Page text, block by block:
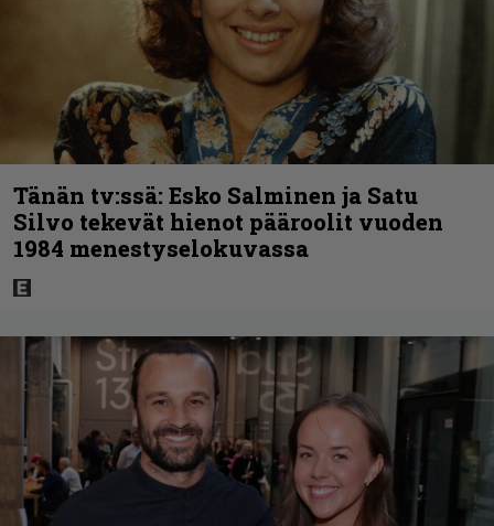
Tänän tv:ssä: Esko Salminen ja Satu
Silvo tekevät hienot pääroolit vuoden
1984 menestyselokuvassa